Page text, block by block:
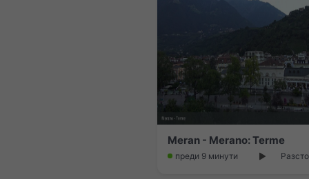
Meran - Merano: Terme
преди 9 минути